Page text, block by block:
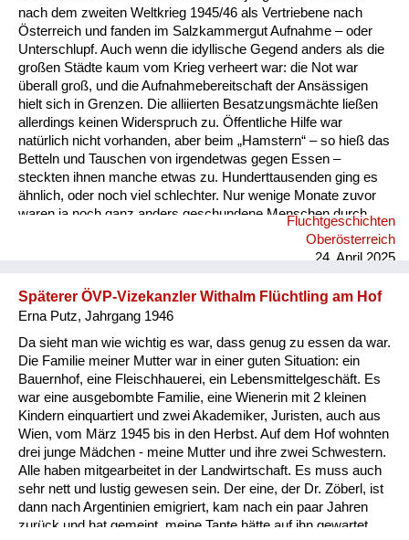
nach dem zweiten Weltkrieg 1945/46 als Vertriebene nach
Österreich und fanden im Salzkammergut Aufnahme – oder
Unterschlupf. Auch wenn die idyllische Gegend anders als die
großen Städte kaum vom Krieg verheert war: die Not war
überall groß, und die Aufnahmebereitschaft der Ansässigen
hielt sich in Grenzen. Die alliierten Besatzungsmächte ließen
allerdings keinen Widerspruch zu. Öffentliche Hilfe war
natürlich nicht vorhanden, aber beim „Hamstern“ – so hieß das
Betteln und Tauschen von irgendetwas gegen Essen –
steckten ihnen manche etwas zu. Hunderttausenden ging es
ähnlich, oder noch viel schlechter. Nur wenige Monate zuvor
waren ja noch ganz anders geschundene Menschen durch
österreichische Dörfer getrieben worden: Einige Landsleute
hatten gemordet, andere gejohlt, viele beschämt bis entsetzt
Erbarmungswürdigen etwas Essbares gegeben. Über die
prozentuale Verteilung von Mut...
Fluchtgeschichten
Oberösterreich
24. April 2025
Späterer ÖVP-Vizekanzler Withalm Flüchtling am Hof
Erna Putz, Jahrgang 1946
Da sieht man wie wichtig es war, dass genug zu essen da war.
Die Familie meiner Mutter war in einer guten Situation: ein
Bauernhof, eine Fleischhauerei, ein Lebensmittelgeschäft. Es
war eine ausgebombte Familie, eine Wienerin mit 2 kleinen
Kindern einquartiert und zwei Akademiker, Juristen, auch aus
Wien, vom März 1945 bis in den Herbst. Auf dem Hof wohnten
drei junge Mädchen - meine Mutter und ihre zwei Schwestern.
Alle haben mitgearbeitet in der Landwirtschaft. Es muss auch
sehr nett und lustig gewesen sein. Der eine, der Dr. Zöberl, ist
dann nach Argentinien emigriert, kam nach ein paar Jahren
zurück und hat gemeint, meine Tante hätte auf ihn gewartet...